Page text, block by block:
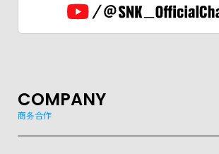
COMPANY
商务合作